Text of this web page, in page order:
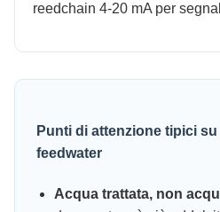
reedchain 4-20 mA per
Punti di attenzione tipici
feedwater
Acqua trattata, non